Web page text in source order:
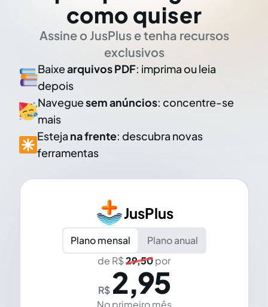
como quiser
Assine o JusPlus e tenha recursos
exclusivos
Baixearquivos PDF: imprima ou leia
depois
Naveguesem anúncios: concentre-se
mais
Esteja na frente: descubra novas
ferramentas
JusPlus
Plano mensal
Plano anual
de R$29,50por
R$ 2,95
No primeiro mês